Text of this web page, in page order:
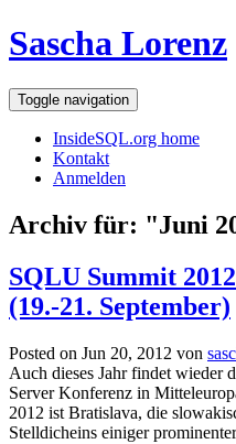
Sascha Lorenz
Toggle navigation
InsideSQL.org home
Kontakt
Anmelden
Archiv für: "Juni
SQLU Summit
(19.-21. September)
Posted on Jun 20, 2012 von
Auch dieses Jahr findet wieder
Server Konferenz in
2012 ist Bratislava, die
Stelldicheins einiger